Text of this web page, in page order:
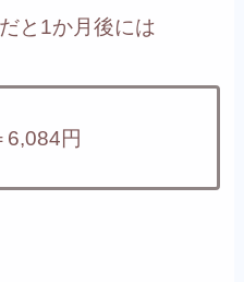
と1か月後には
6,084円